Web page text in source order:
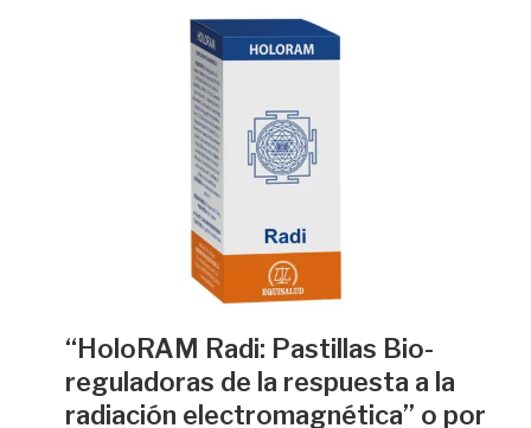
“HoloRAM Radi: Pastillas Bio-
reguladoras de la respuesta a la
radiación electromagnética” o por